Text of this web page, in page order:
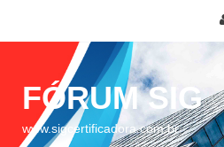
FÓRUM SIG
www.sigcertificadora.com.br